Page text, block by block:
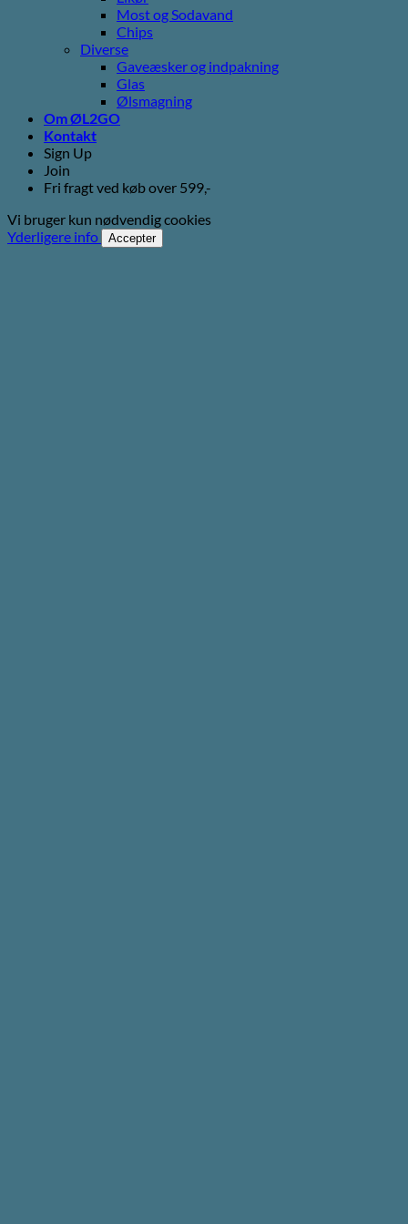
Most og Sodavand
Chips
Diverse
Gaveæsker og indpakning
Glas
Ølsmagning
Om ØL2GO
Kontakt
Sign Up
Join
Fri fragt ved køb over 599,-
Vi bruger kun nødvendig cookies
Yderligere info
Accepter